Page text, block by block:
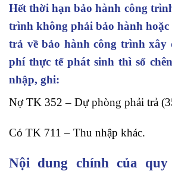
Hết thời hạn bảo hành công
trình không phải bảo hành hoặc
trả về bảo hành công trình xây
phí thực tế phát sinh thì số
nhập, ghi:
Nợ TK 352 – Dự phòng phải trả
Có TK 711 – Thu nhập khác.
Nội dung chính của